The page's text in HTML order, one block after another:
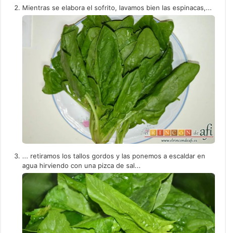
Mientras se elabora el sofrito, lavamos bien las espinacas,...
... retiramos los tallos gordos y las ponemos a escaldar en
agua hirviendo con una pizca de sal...